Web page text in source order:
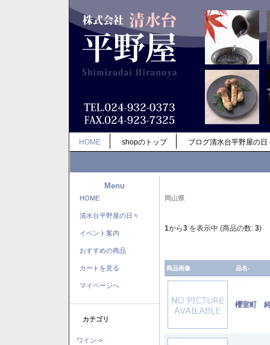
HOME shopのトップ ブログ清水台平野屋の日
Menu
HOME
清水台平野屋の日々
イベント案内
おすすめの商品
カートを見る
マイページへ
カテゴリ
ワイン->
岡山県
1から3 を表示中 (商品の数: 3)
商品画像 品名-
櫻室町